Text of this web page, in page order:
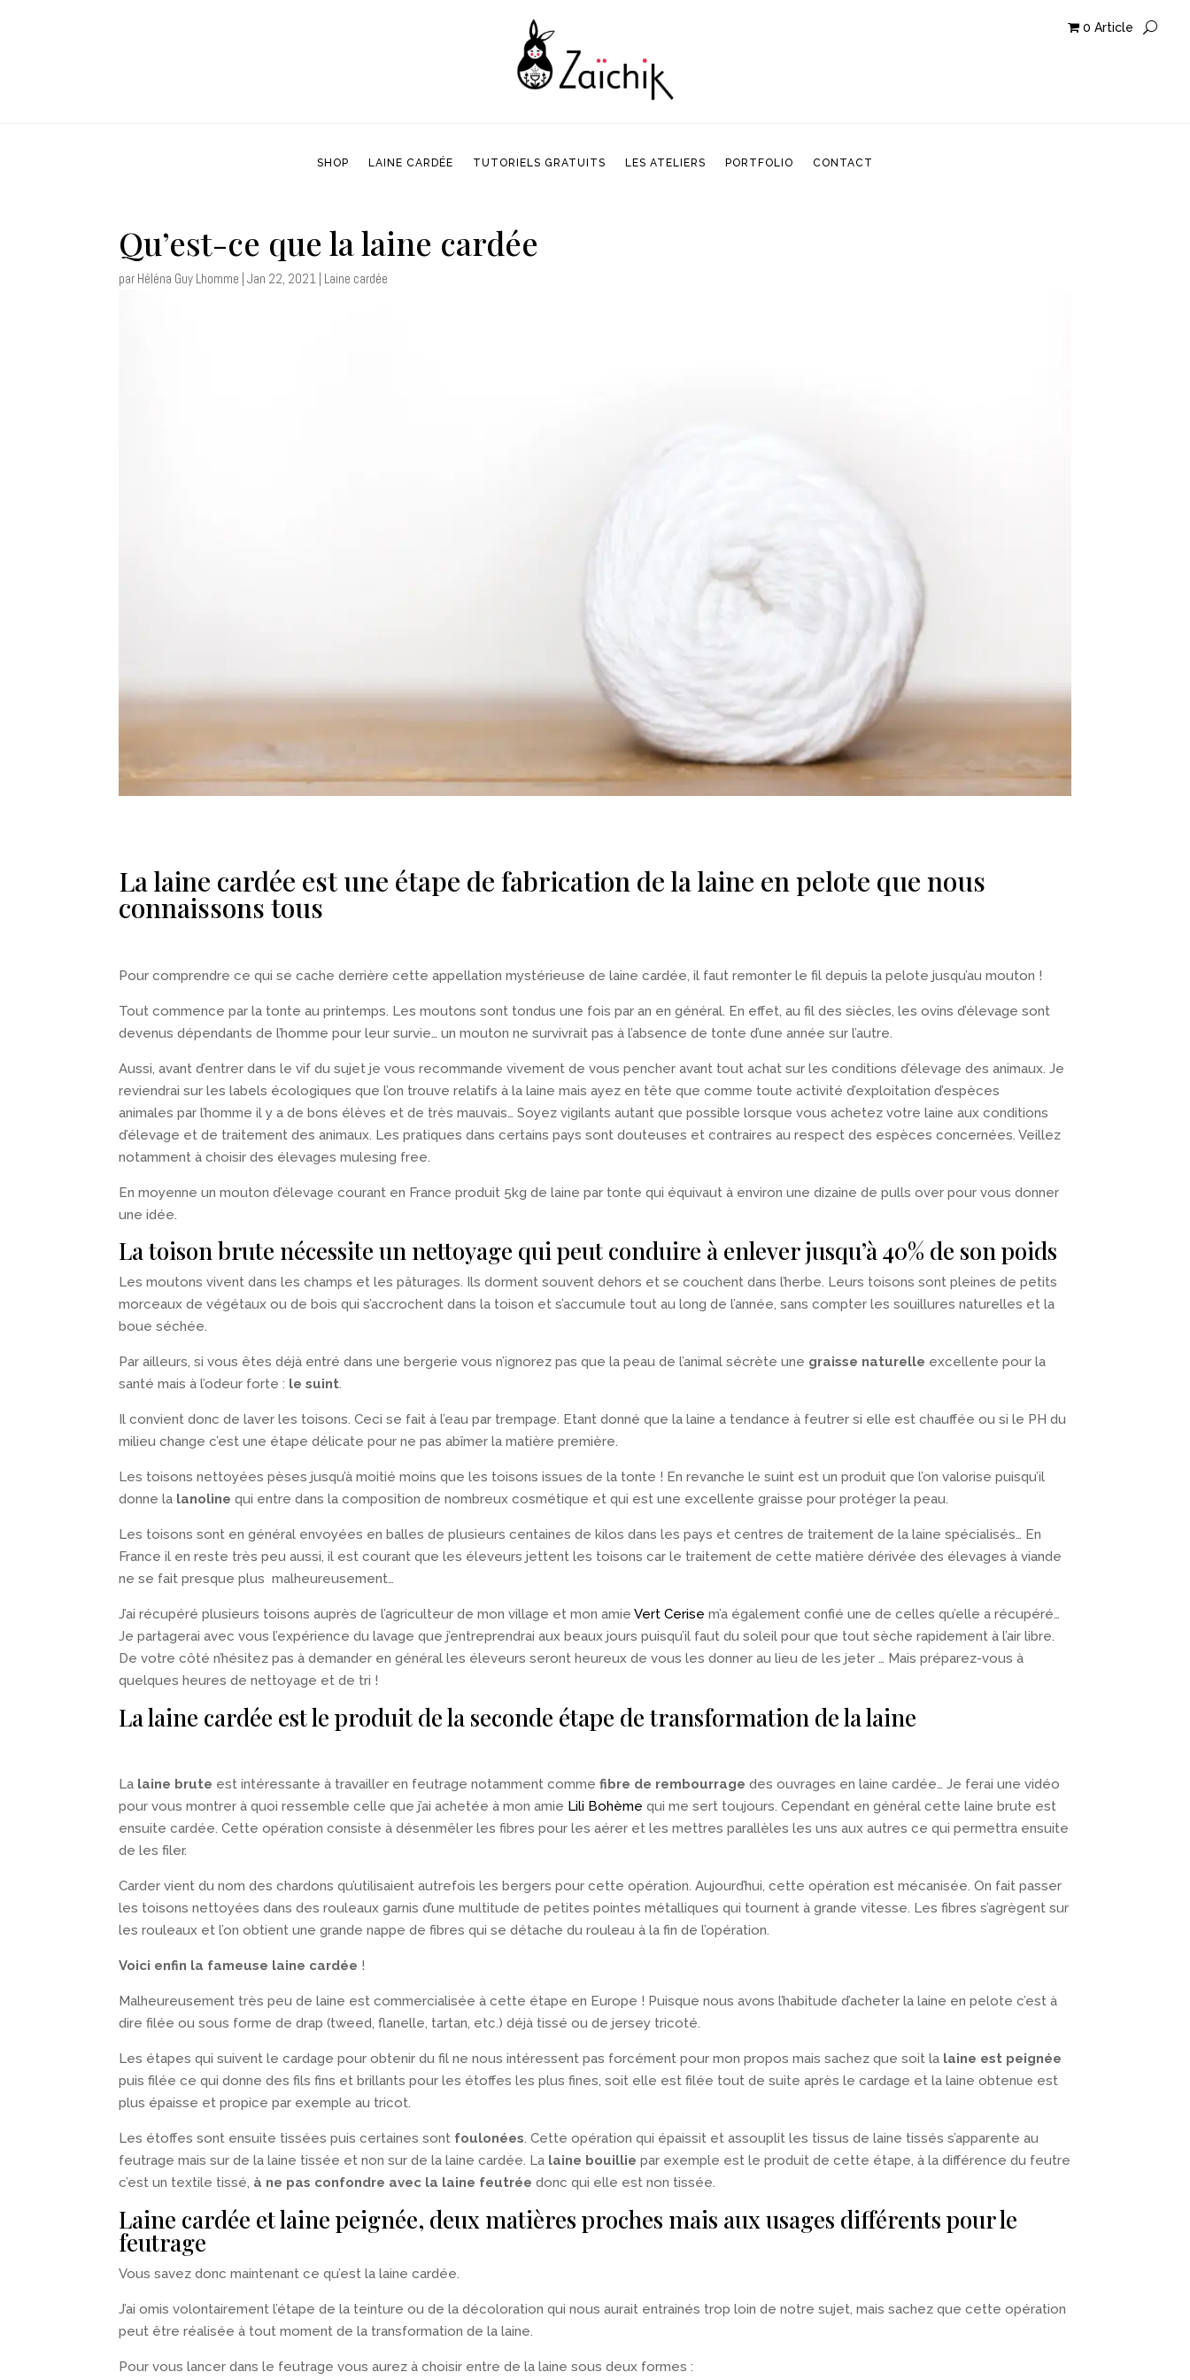
0 Article
SHOP LAINE CARDÉE TUTORIELS GRATUITS LES ATELIERS PORTFOLIO CONTACT
TUTORIELS GRATUITS
Qu’est-ce que la laine cardée
par Héléna Guy Lhomme |Jan 22, 2021 | Laine cardée
La laine cardée est une étape de fabrication de la laine en pelote que nous
connaissons tous
Pour comprendre ce qui se cache derrière cette appellation mystérieuse de laine cardée, il faut remonter le fil depuis la pelote jusqu’au mouton !
Tout commence par la tonte au printemps. Les moutons sont tondus une fois par an en général. En effet, au fil des siècles, les ovins d’élevage sont
devenus dépendants de l’homme pour leur survie… un mouton ne survivrait pas à l’absence de tonte d’une année sur l’autre.
Aussi, avant d’entrer dans le vif du sujet je vous recommande vivement de vous pencher avant tout achat sur les conditions d’élevage des animaux. Je
reviendrai sur les labels écologiques que l’on trouve relatifs à la laine mais ayez en tête que comme toute activité d’exploitation d’espèces
animales par l’homme il y a de bons élèves et de très mauvais… Soyez vigilants autant que possible lorsque vous achetez votre laine aux conditions
d’élevage et de traitement des animaux. Les pratiques dans certains pays sont douteuses et contraires au respect des espèces concernées. Veillez
notamment à choisir des élevages mulesing free.
En moyenne un mouton d’élevage courant en France produit 5kg de laine par tonte qui équivaut à environ une dizaine de pulls over pour vous donner
une idée.
La toison brute nécessite un nettoyage qui peut conduire à enlever jusqu’à 40% de son poids
Les moutons vivent dans les champs et les pâturages. Ils dorment souvent dehors et se couchent dans l’herbe. Leurs toisons sont pleines de petits
morceaux de végétaux ou de bois qui s’accrochent dans la toison et s’accumule tout au long de l’année, sans compter les souillures naturelles et la
boue séchée.
Par ailleurs, si vous êtes déjà entré dans une bergerie vous n’ignorez pas que la peau de l’animal sécrète une graisse naturelle excellente pour la
santé mais à l’odeur forte : le suint.
Il convient donc de laver les toisons. Ceci se fait à l’eau par trempage. Etant donné que la laine a tendance à feutrer si elle est chauffée ou si le PH du
milieu change c’est une étape délicate pour ne pas abîmer la matière première.
Les toisons nettoyées pèses jusqu’à moitié moins que les toisons issues de la tonte ! En revanche le suint est un produit que l’on valorise puisqu’il
donne la lanoline qui entre dans la composition de nombreux cosmétique et qui est une excellente graisse pour protéger la peau.
Les toisons sont en général envoyées en balles de plusieurs centaines de kilos dans les pays et centres de traitement de la laine spécialisés… En
France il en reste très peu aussi, il est courant que les éleveurs jettent les toisons car le traitement de cette matière dérivée des élevages à viande
ne se fait presque plus malheureusement…
J’ai récupéré plusieurs toisons auprès de l’agriculteur de mon village et mon amieVert Cerise m’a également confié une de celles qu’elle a récupéré…
Je partagerai avec vous l’expérience du lavage que j’entreprendrai aux beaux jours puisqu’il faut du soleil pour que tout sèche rapidement à l’air libre.
De votre côté n’hésitez pas à demander en général les éleveurs seront heureux de vous les donner au lieu de les jeter … Mais préparez-vous à
quelques heures de nettoyage et de tri !
La laine cardée est le produit de la seconde étape de transformation de la laine
La laine brute est intéressante à travailler en feutrage notamment commefibre de rembourrage des ouvrages en laine cardée… Je ferai une vidéo
pour vous montrer à quoi ressemble celle que j’ai achetée à mon amie Lili Bohème qui me sert toujours. Cependant en général cette laine brute est
ensuite cardée. Cette opération consiste à désenmêler les fibres pour les aérer et les mettres parallèles les uns aux autres ce qui permettra ensuite
de les filer.
Carder vient du nom des chardons qu’utilisaient autrefois les bergers pour cette opération. Aujourd’hui, cette opération est mécanisée. On fait passer
les toisons nettoyées dans des rouleaux garnis d’une multitude de petites pointes métalliques qui tournent à grande vitesse. Les fibres s’agrègent sur
les rouleaux et l’on obtient une grande nappe de fibres qui se détache du rouleau à la fin de l’opération.
Voici enfin la fameuse laine cardée !
Malheureusement très peu de laine est commercialisée à cette étape en Europe ! Puisque nous avons l’habitude d’acheter la laine en pelote c’est à
dire filée ou sous forme de drap (tweed, flanelle, tartan, etc.) déjà tissé ou de jersey tricoté.
Les étapes qui suivent le cardage pour obtenir du fil ne nous intéressent pas forcément pour mon propos mais sachez que soit la laine est peignée
puis filée ce qui donne des fils fins et brillants pour les étoffes les plus fines, soit elle est filée tout de suite après le cardage et la laine obtenue est
plus épaisse et propice par exemple au tricot.
Les étoffes sont ensuite tissées puis certaines sont foulonées. Cette opération qui épaissit et assouplit les tissus de laine tissés s’apparente au
feutrage mais sur de la laine tissée et non sur de la laine cardée. La laine bouillie par exemple est le produit de cette étape, à la différence du feutre
c’est un textile tissé, à ne pas confondre avec la laine feutrée donc qui elle est non tissée.
Laine cardée et laine peignée, deux matières proches mais aux usages différents pour le
feutrage
Vous savez donc maintenant ce qu’est la laine cardée.
J’ai omis volontairement l’étape de la teinture ou de la décoloration qui nous aurait entrainés trop loin de notre sujet, mais sachez que cette opération
peut être réalisée à tout moment de la transformation de la laine.
Pour vous lancer dans le feutrage vous aurez à choisir entre de la laine sous deux formes :